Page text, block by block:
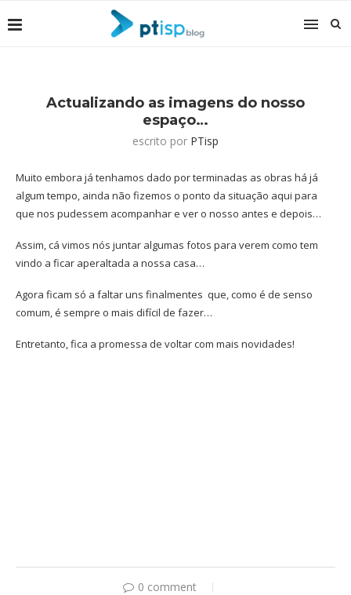
Actualizando as imagens do nosso
espaço…
escrito por PTisp
Muito embora já tenhamos dado por terminadas as obras há já
algum tempo, ainda não fizemos o ponto da situação aqui para
que nos pudessem acompanhar e ver o nosso antes e depois…
Assim, cá vimos nós juntar algumas fotos para verem como tem
vindo a ficar aperaltada a nossa casa…
Agora ficam só a faltar uns finalmentes que, como é de senso
comum, é sempre o mais difícil de fazer…
Entretanto, fica a promessa de voltar com mais novidades!
0 comment